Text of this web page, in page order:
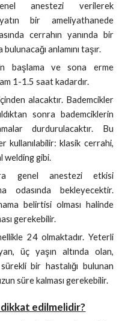
anestezi verilerek
bir ameliyathanede
cerrahın yanında bir
anlamını taşır.
başlama ve sona erme
1-1.5 saat kadardır.
alacaktır. Bademcikler
sonra bademciklerin
durdurulacaktır. Bu
kullanılabilir: klasik cerrahi,
welding gibi.
genel anestezi etkisi
odasında bekleyecektir.
belirtisi olması halinde
gerekebilir.
24 olmaktadır. Yeterli
üç yaşın altında olan,
bir hastalığı bulunan
süre kalması gerekebilir.
edilmelidir?